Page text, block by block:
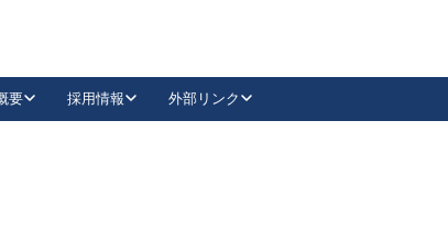
要 採用情報 外部リンク